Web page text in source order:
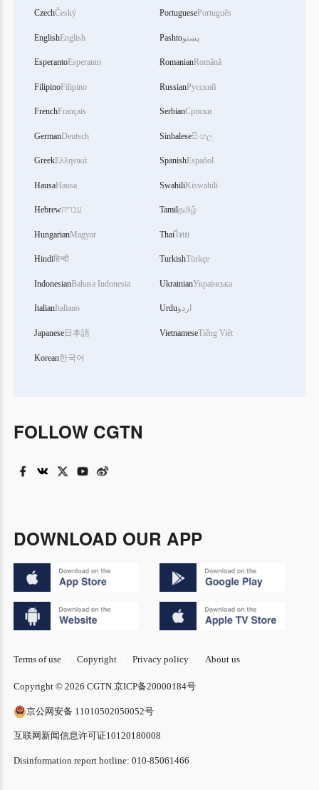
CzechČeský
EnglishEnglish
EsperantoEsperanto
FilipinoFilipino
FrenchFrançais
GermanDeutsch
GreekΕλληνικά
HausaHausa
Hebrewעברית
HungarianMagyar
Hindiहिन्दी
IndonesianBahasa Indonesia
ItalianItaliano
Japanese日本語
Korean한국어
PortuguesePortuguês
Pashtoپښتو
RomanianRomână
RussianРусский
SerbianСрпски
Sinhaleseසිංහල
SpanishEspañol
SwahiliKiswahili
Tamilதமிழ்
Thaiไทย
TurkishTürkçe
UkrainianУкраїнська
Urduاردو
VietnameseTiếng Việt
FOLLOW CGTN
DOWNLOAD OUR APP
Terms of use Copyright Privacy policy About us
Copyright © 2026 CGTN.京ICP备20000184号
京公网安备 11010502050052号
互联网新闻信息许可证10120180008
Disinformation report hotline: 010-85061466